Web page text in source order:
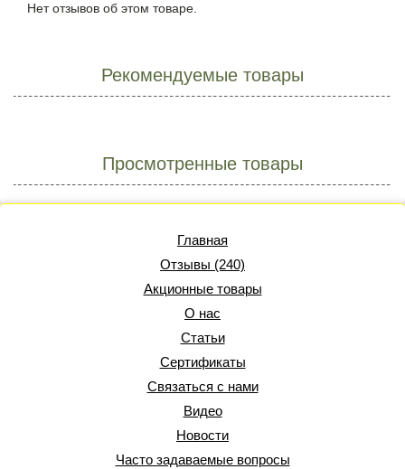
Нет отзывов об этом товаре.
Рекомендуемые товары
Просмотренные товары
Главная
Отзывы (240)
Акционные товары
О нас
Статьи
Сертификаты
Связаться с нами
Видео
Новости
Часто задаваемые вопросы